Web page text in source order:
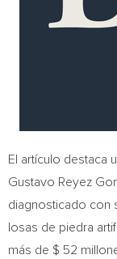
El artículo destaca
Gustavo Reyez
diagnosticado con
losas de piedra
más de $ 52